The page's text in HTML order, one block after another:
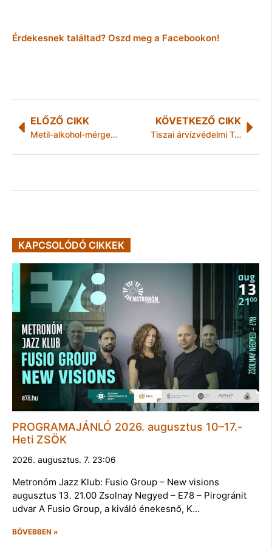
Érdekesnek találtad? Oszd meg a Facebookon!
ELŐZŐ CIKK
Metil-alkohol-mérgezés – Pálinka tanács: a szennyezett szeszesital nem pálinka
KÖVETKEZŐ CIKK
Tiszai árvízvédelmi Terv készül Svájci támogatással
KAPCSOLÓDÓ CIKKEK
PROGRAMAJÁNLÓ 2026. augusztus 10–17.-
Heti ZSÖK
2026. augusztus. 7. 23:06
Metronóm Jazz Klub: Fusio Group – New visions
augusztus 13. 21.00 Zsolnay Negyed – E78 – Pirogránit
udvar A Fusio Group, a kiváló énekesnő, K…
BŐVEBBEN »